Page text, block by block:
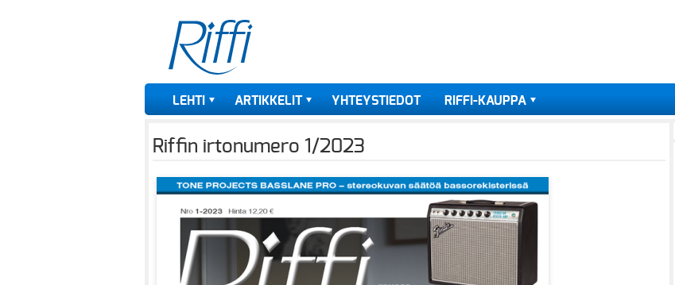
LEHTI ARTIKKELIT YHTEYSTIEDOT RIFFI-KAUPPA
Riffin irtonumero 1/2023